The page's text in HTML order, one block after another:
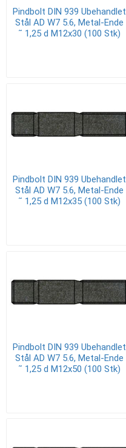
Pindbolt DIN 939 Ubehandlet
Stål AD W7 5.6, Metal-Ende
˜ 1,25 d M12x30 (100 Stk)
Pindbolt DIN 939 Ubehandlet
Stål AD W7 5.6, Metal-Ende
˜ 1,25 d M12x35 (100 Stk)
Pindbolt DIN 939 Ubehandlet
Stål AD W7 5.6, Metal-Ende
˜ 1,25 d M12x50 (100 Stk)